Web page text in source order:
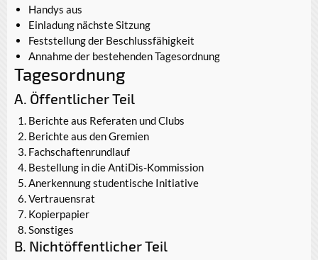
Handys aus
Einladung nächste Sitzung
Feststellung der Beschlussfähigkeit
Annahme der bestehenden Tagesordnung
Tagesordnung
A. Öffentlicher Teil
Berichte aus Referaten und Clubs
Berichte aus den Gremien
Fachschaftenrundlauf
Bestellung in die AntiDis-Kommission
Anerkennung studentische Initiative
Vertrauensrat
Kopierpapier
Sonstiges
B. Nichtöffentlicher Teil